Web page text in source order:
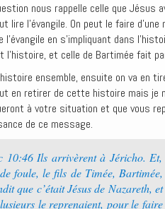
nous rappelle celle que Jésus
lire l’évangile. On peut le faire
l’évangile en s’impliquant dans
l’histoire, et celle de Bartimée fait
ensemble, ensuite on va en
en retirer de cette histoire mais je
à votre situation et que vous
de ce message.
10:46 ‭‭Ils arrivèrent à Jéricho. Et,
foule, le fils de Timée,
que c’était Jésus de
le reprenaient, pour le